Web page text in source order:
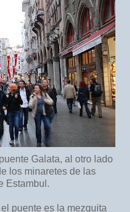
Galata, al otro lado
los minaretes de las
Estambul.
puente es la mezquita